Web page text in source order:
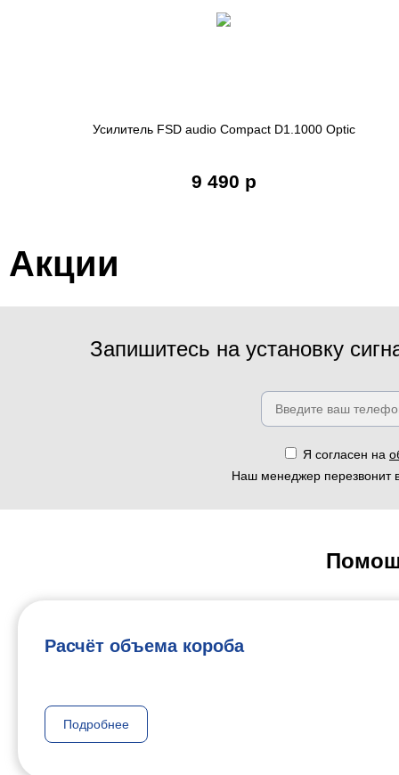
Усилитель FSD audio Compact D1.1000 Optic
9 490 р
Акции
Запишитесь на установку
Я согласен на
Наш менеджер перезвонит
Расчёт объема короба
Подробнее